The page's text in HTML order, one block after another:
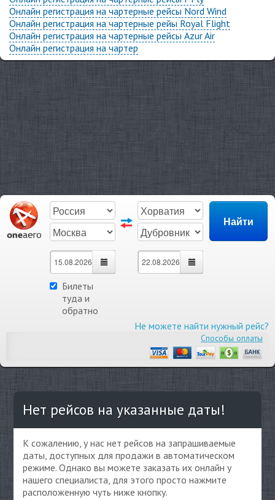
Онлайн регистрация на чартерные рейсы Nord Wind
Онлайн регистрация на чартерные рейы Royal Flight
Онлайн регистрация на чартерные рейсы Azur Air
Онлайн регистрация на чартер
Билеты
туда и
обратно
Не можете найти нужный рейс?
Способы оплаты
Нет рейсов на указанные даты!
К сожалению, у нас нет рейсов на запрашиваемые
даты, доступных для продажи в автоматическом
режиме. Однако вы можете заказать их онлайн у
нашего специалиста, для этого просто нажмите
расположенную чуть ниже кнопку.